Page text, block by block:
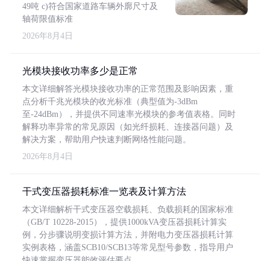
49吨 c)符合国家道路车辆外廓尺寸及
轴荷限值标准
2026年8月4日
光模块接收功率多少是正常
本文详细解答光模块接收功率的正常范围及影响因素，重
点分析千兆光模块的收光标准（典型值为-3dBm
至-24dBm），并提供不同速率光模块的参考值表格。同时
解释功率异常的常见原因（如光纤损耗、连接器问题）及
解决方案，帮助用户快速判断网络性能问题。
2026年8月4日
干式变压器损耗标准一览表及计算方法
本文详细解析干式变压器空载损耗、负载损耗的国家标准
（GB/T 10228-2015），提供1000kVA变压器损耗计算实
例，分步骤说明变损计算方法，并附电力变压器损耗计算
实例表格，涵盖SCB10/SCB13等常见型号参数，指导用户